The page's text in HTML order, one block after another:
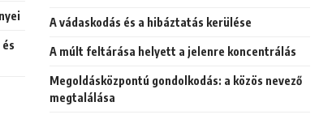
A vádaskodás és a hibáztatás kerülése
A múlt feltárása helyett a jelenre koncentrálás
Megoldásközpontú gondolkodás: a közös nevező
megtalálása